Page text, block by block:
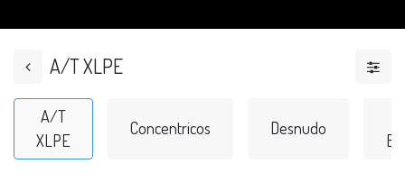
A/T XLPE
A/T
XLPE
Concentricos Desnudo